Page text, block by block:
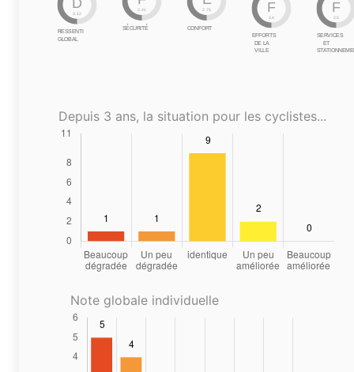
3.12
RESSENTI
GLOBAL
2.41
SÉCURITÉ
2.75
CONFORT
F
2.4
EFFORTS
DE LA
VILLE
F
2.5
SERVICES
ET
Depuis 3 ans, la situation pour les cyclistes...
Note globale individuelle